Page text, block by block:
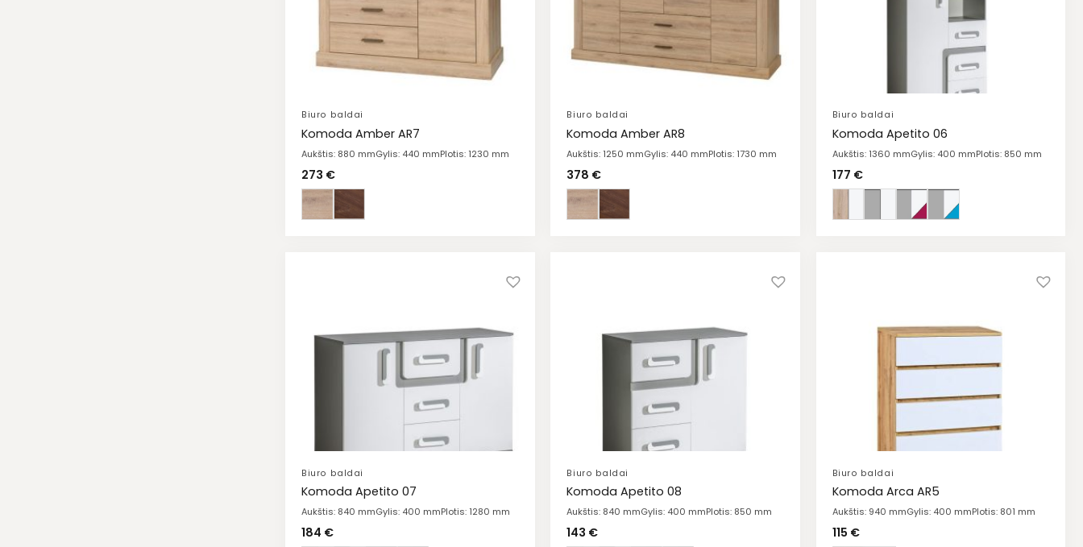
Biuro baldai
Komoda Amber AR7
Aukštis: 880 mmGylis: 440 mmPlotis: 1230 mm
273 €
Biuro baldai
Komoda Amber AR8
Aukštis: 1250 mmGylis: 440 mmPlotis: 1730 mm
378 €
Biuro baldai
Komoda Apetito 06
Aukštis: 1360 mmGylis: 400 mmPlotis: 850 mm
177 €
Biuro baldai
Komoda Apetito 07
Aukštis: 840 mmGylis: 400 mmPlotis: 1280 mm
184 €
Biuro baldai
Komoda Apetito 08
Aukštis: 840 mmGylis: 400 mmPlotis: 850 mm
143 €
Biuro baldai
Komoda Arca AR5
Aukštis: 940 mmGylis: 400 mmPlotis: 801 mm
115 €